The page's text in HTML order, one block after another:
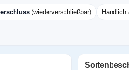
(wiederverschließbar) Handlich